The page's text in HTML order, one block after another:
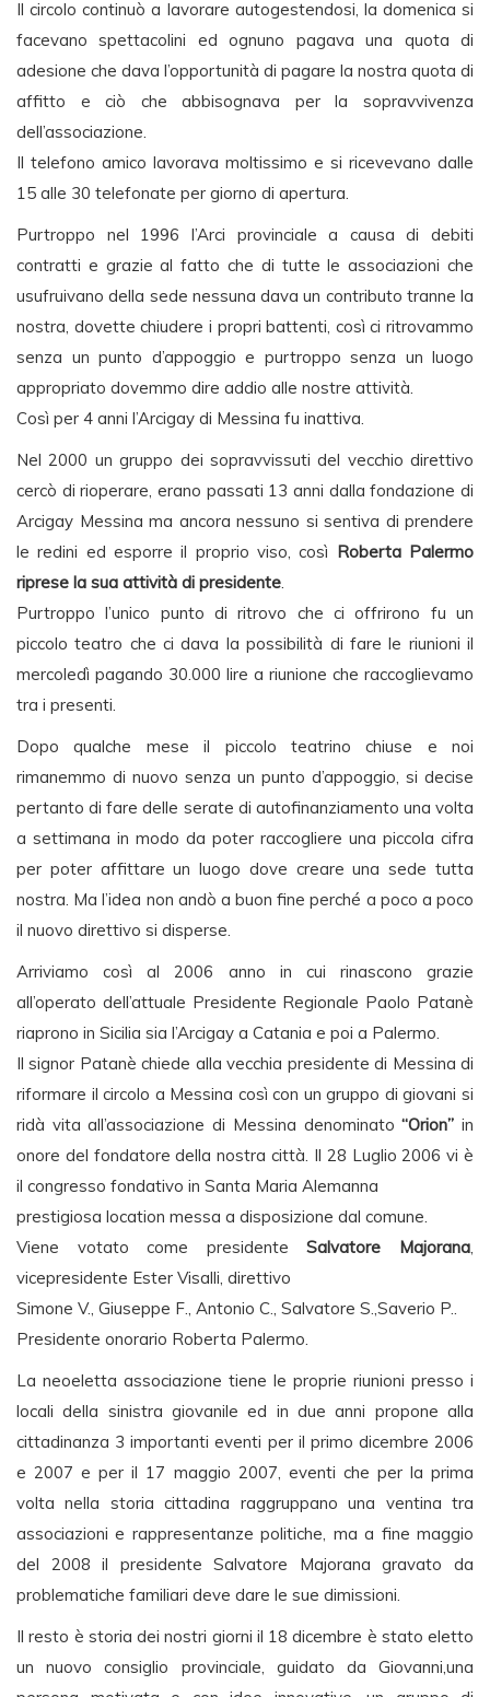
Il circolo continuò a lavorare autogestendosi, la domenica si
facevano spettacolini ed ognuno pagava una quota di
adesione che dava l’opportunità di pagare la nostra quota di
affitto e ciò che abbisognava per la sopravvivenza
dell’associazione.
Il telefono amico lavorava moltissimo e si ricevevano dalle
15 alle 30 telefonate per giorno di apertura.
Purtroppo nel 1996 l’Arci provinciale a causa di debiti
contratti e grazie al fatto che di tutte le associazioni che
usufruivano della sede nessuna dava un contributo tranne la
nostra, dovette chiudere i propri battenti, così ci ritrovammo
senza un punto d’appoggio e purtroppo senza un luogo
appropriato dovemmo dire addio alle nostre attività.
Così per 4 anni l’Arcigay di Messina fu inattiva.
Nel 2000 un gruppo dei sopravvissuti del vecchio direttivo
cercò di rioperare, erano passati 13 anni dalla fondazione di
Arcigay Messina ma ancora nessuno si sentiva di prendere
le redini ed esporre il proprio viso, così Roberta Palermo
riprese la sua attività di presidente.
Purtroppo l’unico punto di ritrovo che ci offrirono fu un
piccolo teatro che ci dava la possibilità di fare le riunioni il
mercoledì pagando 30.000 lire a riunione che raccoglievamo
tra i presenti.
Dopo qualche mese il piccolo teatrino chiuse e noi
rimanemmo di nuovo senza un punto d’appoggio, si decise
pertanto di fare delle serate di autofinanziamento una volta
a settimana in modo da poter raccogliere una piccola cifra
per poter affittare un luogo dove creare una sede tutta
nostra. Ma l’idea non andò a buon fine perché a poco a poco
il nuovo direttivo si disperse.
Arriviamo così al 2006 anno in cui rinascono grazie
all’operato dell’attuale Presidente Regionale Paolo Patanè
riaprono in Sicilia sia l’Arcigay a Catania e poi a Palermo.
Il signor Patanè chiede alla vecchia presidente di Messina di
riformare il circolo a Messina così con un gruppo di giovani si
ridà vita all’associazione di Messina denominato“Orion” in
onore del fondatore della nostra città. Il 28 Luglio 2006 vi è
il congresso fondativo in Santa Maria Alemanna
prestigiosa location messa a disposizione dal comune.
Viene votato come presidenteSalvatore Majorana,
vicepresidente Ester Visalli, direttivo
Simone V., Giuseppe F., Antonio C., Salvatore S.,Saverio P..
Presidente onorario Roberta Palermo.
La neoeletta associazione tiene le proprie riunioni presso i
locali della sinistra giovanile ed in due anni propone alla
cittadinanza 3 importanti eventi per il primo dicembre 2006
e 2007 e per il 17 maggio 2007, eventi che per la prima
volta nella storia cittadina raggruppano una ventina tra
associazioni e rappresentanze politiche, ma a fine maggio
del 2008 il presidente Salvatore Majorana gravato da
problematiche familiari deve dare le sue dimissioni.
Il resto è storia dei nostri giorni il 18 dicembre è stato eletto
un nuovo consiglio provinciale, guidato da Giovanni,una